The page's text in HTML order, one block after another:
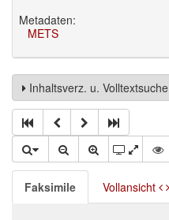
Metadaten:
METS
Inhaltsverz. u. Volltextsuche
Faksimile Vollansicht